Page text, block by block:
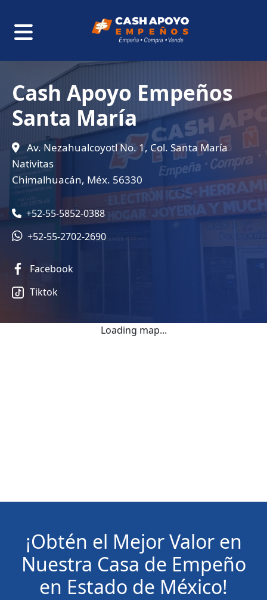
Cash Apoyo Empeños
Santa María
Av. Nezahualcoyotl No. 1, Col. Santa María
Nativitas
Chimalhuacán, Méx. 56330
+52-55-5852-0388
+52-55-2702-2690
Facebook
Tiktok
Loading map...
¡Obtén el Mejor Valor en
Nuestra Casa de Empeño
en Estado de México!